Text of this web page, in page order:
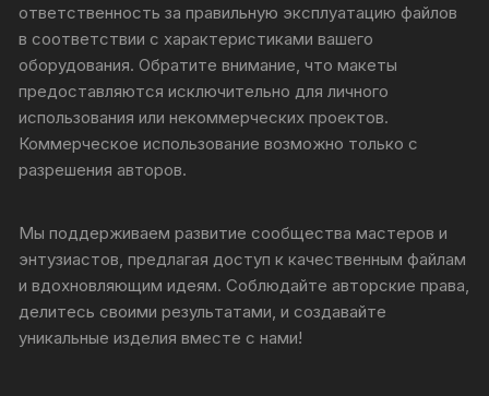
ответственность за правильную эксплуатацию файлов
в соответствии с характеристиками вашего
оборудования. Обратите внимание, что макеты
предоставляются исключительно для личного
использования или некоммерческих проектов.
Коммерческое использование возможно только с
разрешения авторов.
Мы поддерживаем развитие сообщества мастеров и
энтузиастов, предлагая доступ к качественным файлам
и вдохновляющим идеям. Соблюдайте авторские права,
делитесь своими результатами, и создавайте
уникальные изделия вместе с нами!